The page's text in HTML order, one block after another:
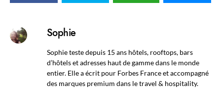
Sophie
Sophie teste depuis 15 ans hôtels, rooftops, bars
d’hôtels et adresses haut de gamme dans le monde
entier. Elle a écrit pour Forbes France et accompagné
des marques premium dans le travel & hospitality.